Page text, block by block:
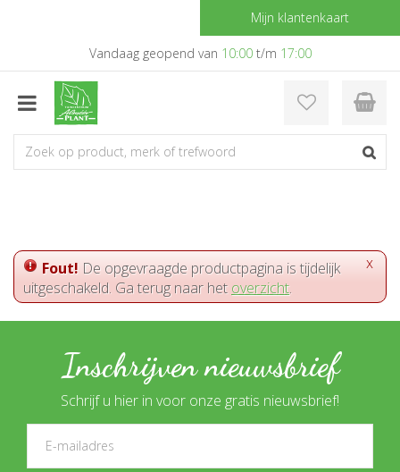
a
Mijn klantenkaart
Vandaag geopend van 10:00t/m 17:00
x
Fout! De opgevraagde productpagina is tijdelijk
uitgeschakeld. Ga terug naar het overzicht.
Inschrijven nieuwsbrief
Schrijf u hier in voor onze gratis nieuwsbrief!